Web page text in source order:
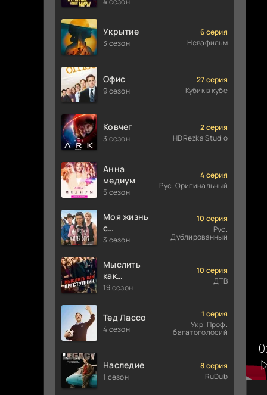
Укрытие
3 сезон
6 серия
Невафильм
Офис
9 сезон
27 серия
Кубик в кубе
Ковчег
3 сезон
2 серия
HDRezka Studio
Анна
медиум
5 сезон
4 серия
Рус. Оригинальный
Моя жизнь
с
мальчиками
3 сезон
10 серия
Рус.
Дублированный
Мыслить
как
преступник
19 сезон
10 серия
ДТВ
Тед Лассо
4 сезон
1 серия
Укр. Проф.
багатоголосий
Наследие
1 сезон
8 серия
RuDub